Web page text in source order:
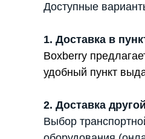
Доступные
1. Доставка в
Boxberry
удобный пункт
2. Доставка
Выбор